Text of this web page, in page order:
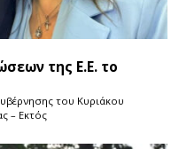
της Ε.Ε. το
του Κυριάκου
– Εκτός